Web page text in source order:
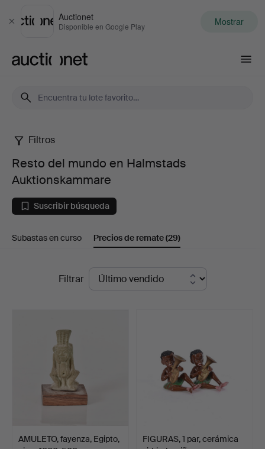
Cerrar
Auctionet
Disponible en Google Play Mostrar
Resto
del
mundo
en
Auktionskammare
Filtros
Resto del mundo en Halmstads
Auktionskammare
Suscribir búsqueda
Subastas en curso Precios de remate(29)
Filtrar
AMULETO, fayenza, Egipto,
FIGURAS, 1 par, cerámica